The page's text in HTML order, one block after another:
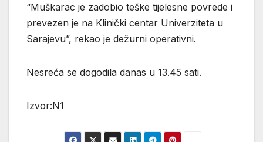
“Muškarac je zadobio teške tijelesne povrede i
prevezen je na Klinički centar Univerziteta u
Sarajevu”, rekao je dežurni operativni.
Nesreća se dogodila danas u 13.45 sati.
Izvor:N1